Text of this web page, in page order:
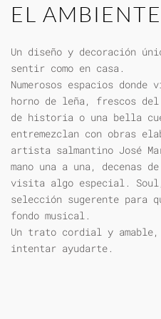
EL AMBIENTE
Un diseño y decoración
sentir como en casa.
Numerosos espacios
horno de leña, frescos
de historia o una bella
entremezclan con obras
artista salmantino José
mano una a una, decenas
visita algo especial.
selección sugerente para
fondo musical.
Un trato cordial y amable,
intentar ayudarte.